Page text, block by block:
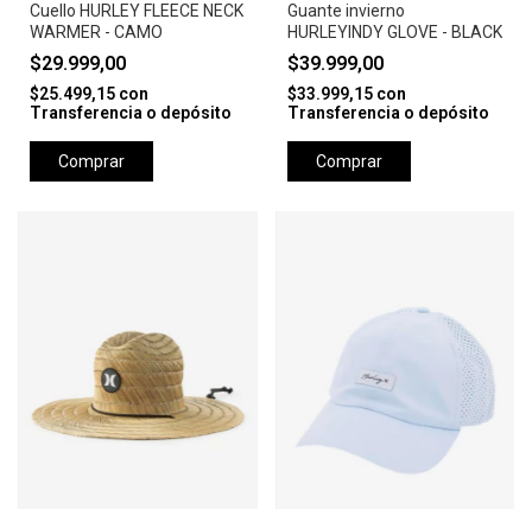
Cuello HURLEY FLEECE NECK
WARMER - CAMO
$29.999,00
$25.499,15 con
Transferencia o depósito
Comprar
Guante invierno
HURLEYINDY GLOVE - BLACK
$39.999,00
$33.999,15 con
Transferencia o depósito
Comprar